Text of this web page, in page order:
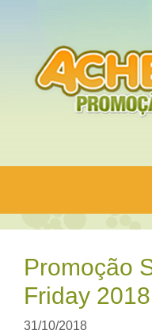
conteúdo
Promoção
Friday 2018
31/10/2018